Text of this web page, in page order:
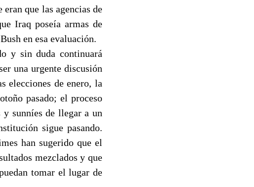
que las agencias de
Iraq poseía armas de
en esa evaluación.
y sin duda continuará
una urgente discusión
elecciones de enero, la
pasado; el proceso
sunníes de llegar a un
sigue pasando.
han sugerido que el
mezclados y que
tomar el lugar de